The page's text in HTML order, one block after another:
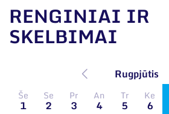
RENGINIAI IR
SKELBIMAI
Rugpjūtis
Še
1
Se
2
Pr
3
An
4
Tr
5
Ke
6